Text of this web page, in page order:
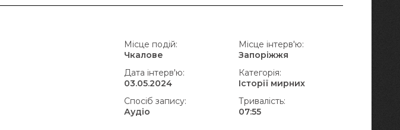
Місце подій:
Чкалове
Місце інтерв'ю:
Запоріжжя
Дата інтерв'ю:
03.05.2024
Категорія:
Історії мирних
Спосіб запису:
Аудіо
Тривалість:
07:55